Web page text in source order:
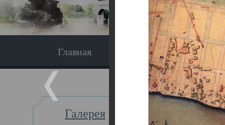
Главная Экскурсия
Галерея
Главная